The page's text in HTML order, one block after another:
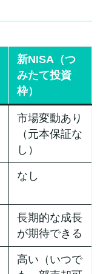
新NISA（つ
みたて投資
枠）
市場変動あり
（元本保証な
し）
なし
長期的な成長
が期待できる
高い（いつで